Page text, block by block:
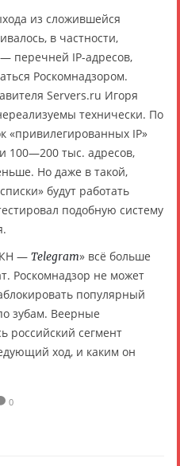
из сложившейся
в частности,
перечней IP-адресов,
Роскомнадзором.
Servers.ru Игоря
технически. По
«привилегированных IP»
100—200 тыс. адресов,
Но даже в такой,
будут работать
подобную систему
— Telegram» всё больше
Роскомнадзор не может
популярный
зубам. Веерные
российский сегмент
ход, и каким он
0